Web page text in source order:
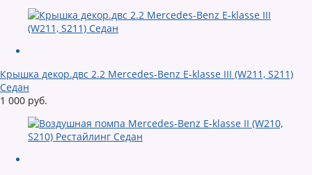
Крышка декор.двс 2.2 Mercedes-Benz E-klasse III (W211, S211)
Седан
1 000 руб.